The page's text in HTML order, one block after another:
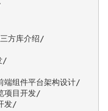
方库介绍/
/
端组件平台架构设计/
项目开发/
发/